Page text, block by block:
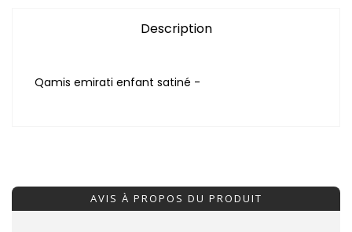
Description
Qamis emirati enfant satiné -
AVIS À PROPOS DU PRODUIT